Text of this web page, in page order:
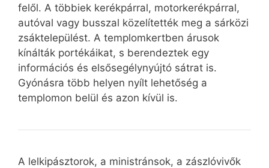
felől. A többiek kerékpárral, motorkerékpárral,
autóval vagy busszal közelítették meg a sárközi
zsáktelepülést. A templomkertben árusok
kínálták portékáikat, s berendeztek egy
információs és elsősegélynyújtó sátrat is.
Gyónásra több helyen nyílt lehetőség a
templomon belül és azon kívül is.
A lelkipásztorok, a ministránsok, a zászlóvivők